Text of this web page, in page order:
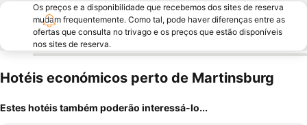
Os preços e a disponibilidade que recebemos dos sites de reserva
mudam frequentemente. Como tal, pode haver diferenças entre as
ofertas que consulta no trivago e os preços que estão disponíveis
nos sites de reserva.
Hotéis económicos perto de Martinsburg
Estes hotéis também poderão interessá-lo...